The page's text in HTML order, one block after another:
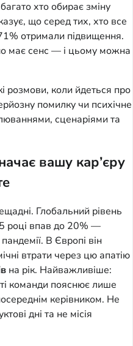
хто обирає зміну
що серед тих, хто все
отримали підвищення.
має сенс — і цьому можна
розмови, коли йдеться про
помилку чи психічне
сценаріями та
вашу кар’єру
Глобальний рівень
році впав до 20% —
В Європі він
втрати через цю апатію
на рік. Найважливіше:
команди пояснює лише
керівником. Не
дні та не місія